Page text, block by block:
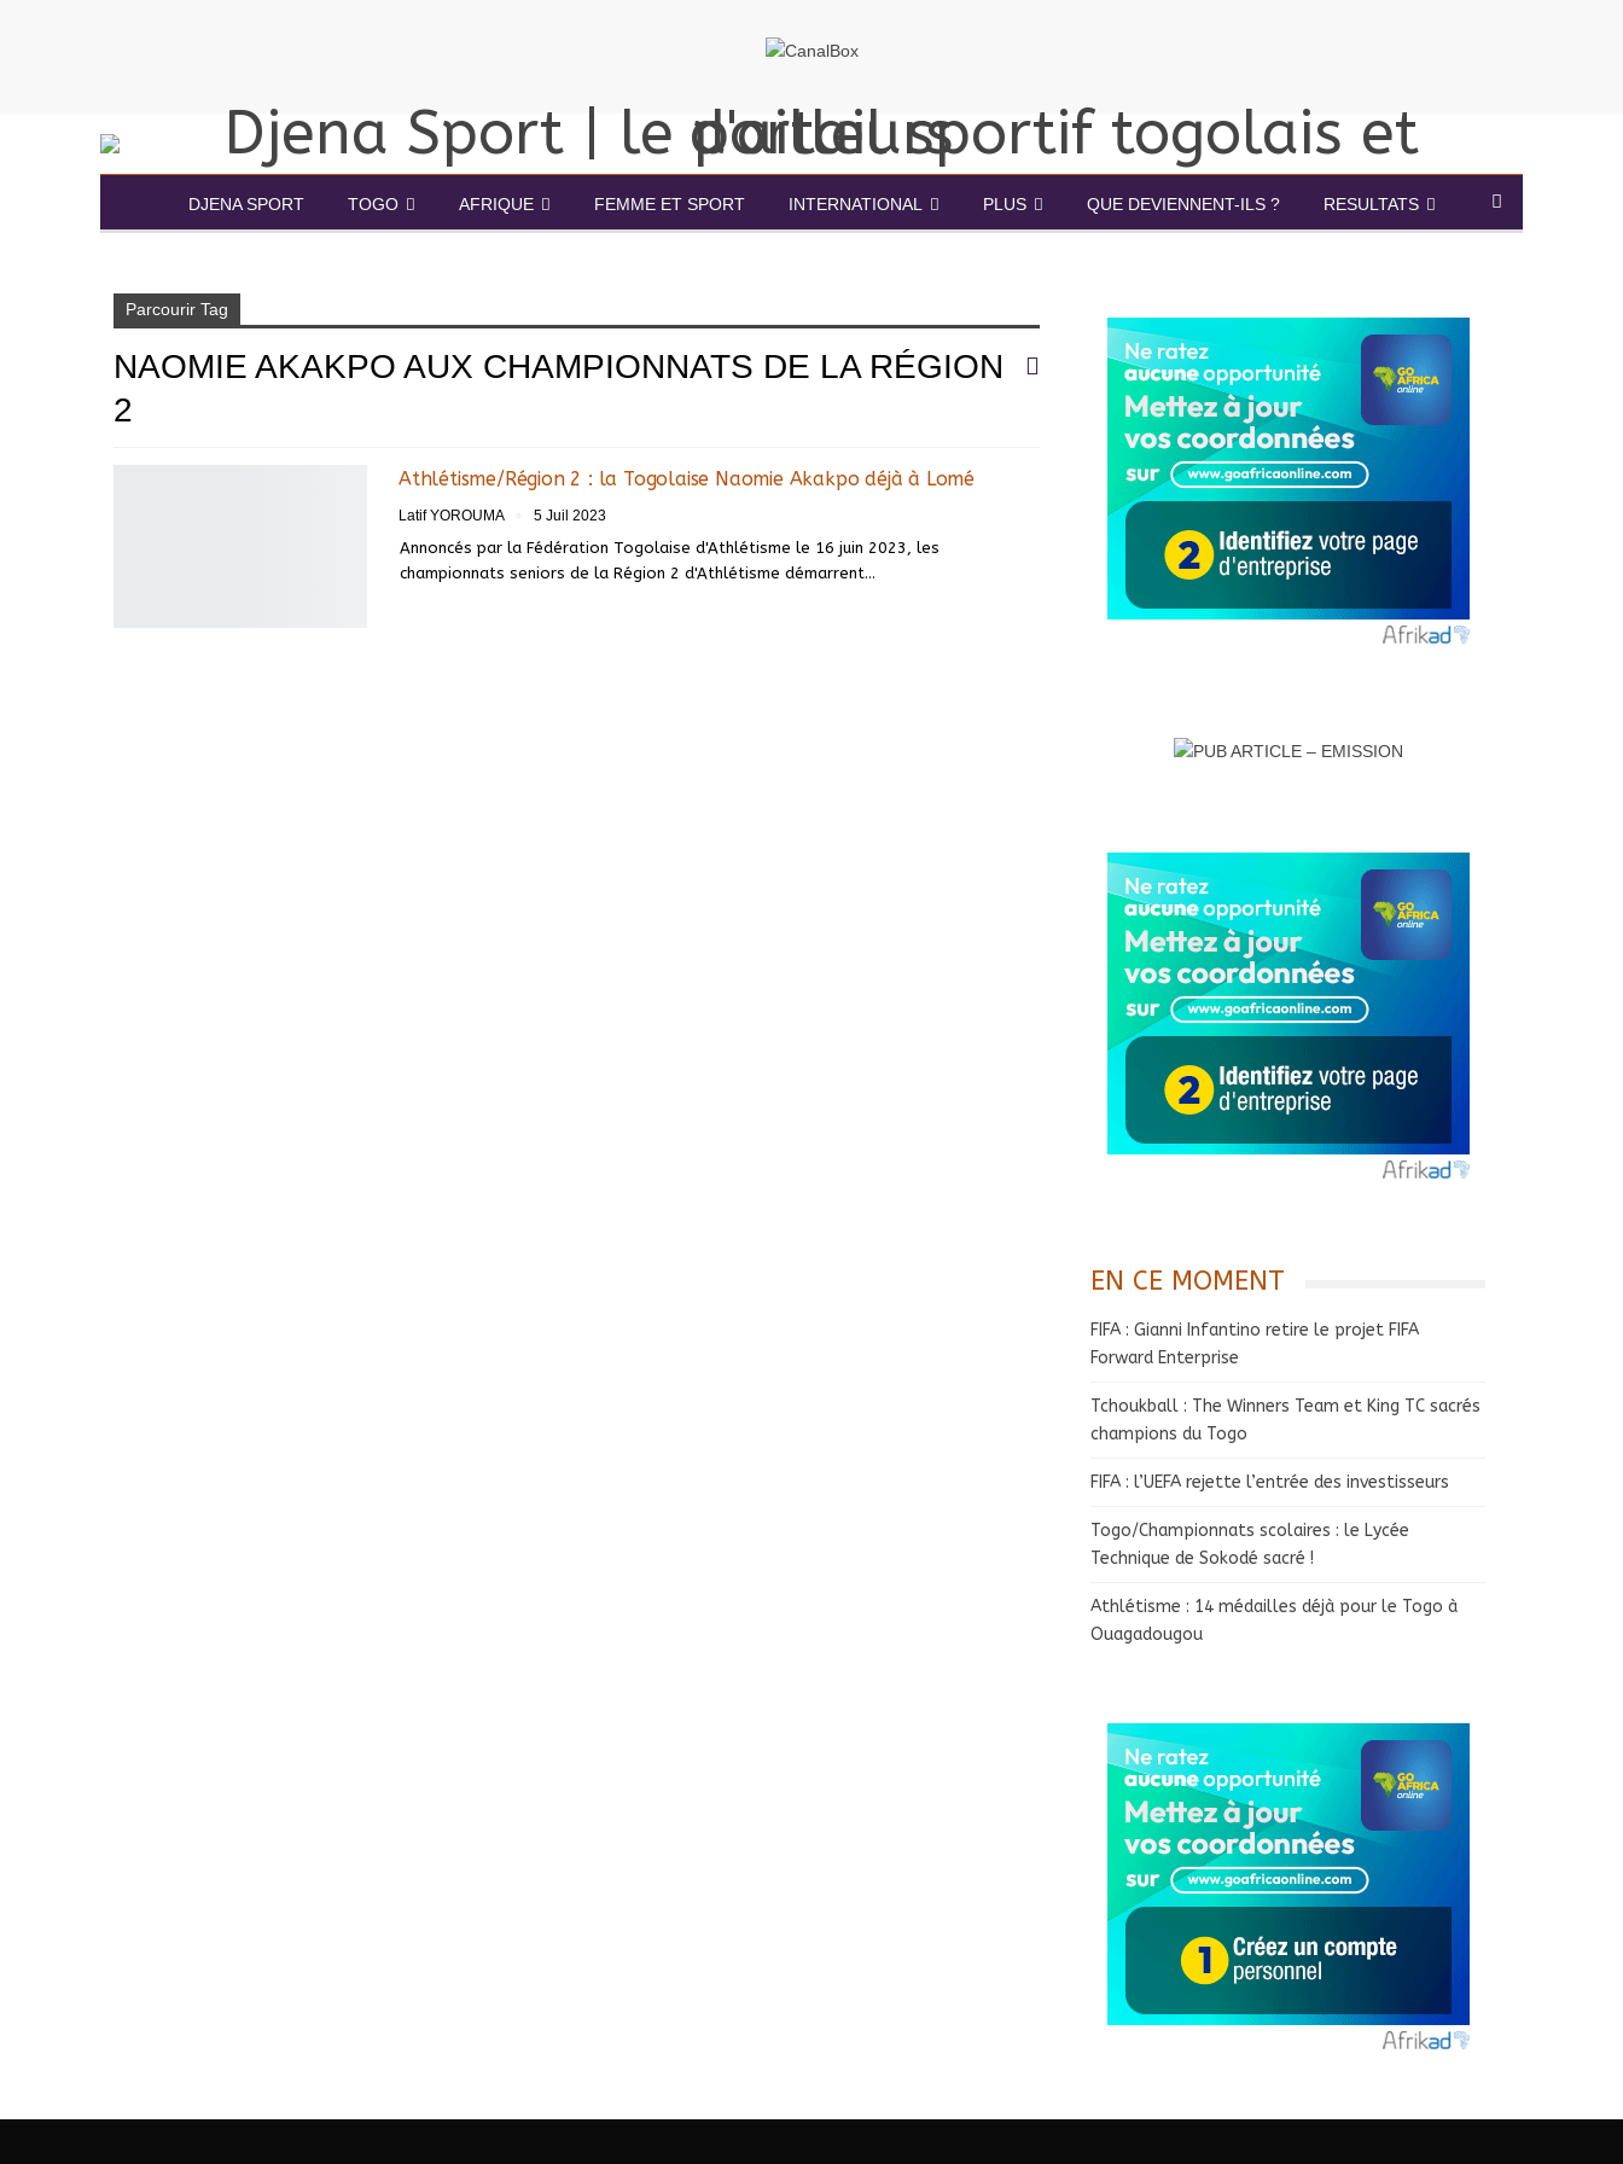
DJENA SPORT TOGO AFRIQUE FEMME ET SPORT INTERNATIONAL PLUS QUE DEVIENNENT-ILS ? RESULTATS
Parcourir Tag
NAOMIE AKAKPO AUX CHAMPIONNATS DE LA RÉGION
2
Athlétisme/Région 2 : la Togolaise Naomie Akakpo déjà à Lomé
Latif YOROUMA 5 Juil 2023
Annoncés par la Fédération Togolaise d'Athlétisme le 16 juin 2023, les
championnats seniors de la Région 2 d'Athlétisme démarrent…
EN CE MOMENT
FIFA : Gianni Infantino retire le projet FIFA
Forward Enterprise
Tchoukball : The Winners Team et King TC sacrés
champions du Togo
FIFA : l’UEFA rejette l’entrée des investisseurs
Togo/Championnats scolaires : le Lycée
Technique de Sokodé sacré !
Athlétisme : 14 médailles déjà pour le Togo à
Ouagadougou